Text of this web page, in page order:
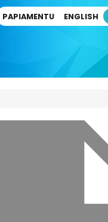
PAPIAMENTU ENGLISH